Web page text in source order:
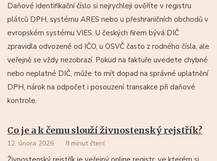
Daňové identifikační číslo si nejrychleji ověříte v registru
plátců DPH, systému ARES nebo u přeshraničních obchodů v
evropském systému VIES. U českých firem bývá DIČ
zpravidla odvozené od IČO, u OSVČ často z rodného čísla, ale
veřejně se vždy nezobrazí. Pokud na faktuře uvedete chybné
nebo neplatné DIČ, může to mít dopad na správné uplatnění
DPH, nárok na odpočet i posouzení transakce při daňové
kontrole.
Co je a k čemu slouží živnostenský rejstřík?
12. února 2026 8 minut čtení